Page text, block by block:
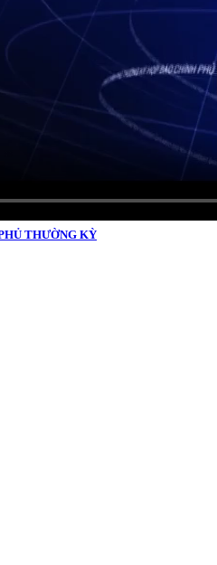
THƯỜNG KỲ